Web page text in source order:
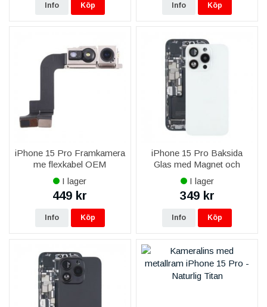
Info Köp Info Köp
iPhone 15 Pro Framkamera
me flexkabel OEM
I lager
449 kr
Info Köp
iPhone 15 Pro Baksida
Glas med Magnet och
Kameralins - Vit Titan
I lager
349 kr
Info Köp